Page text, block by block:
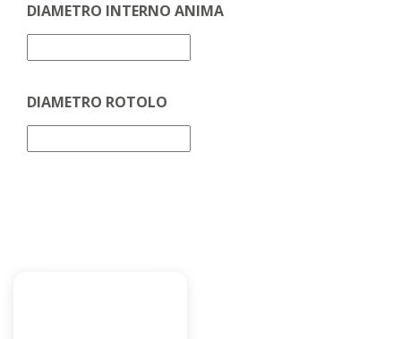
DIAMETRO INTERNO ANIMA
DIAMETRO ROTOLO